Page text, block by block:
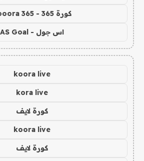
كورة 365 - kooora 365
اس جول - AS Goal
koora live
kora live
كورة لايف
koora live
كورة لايف